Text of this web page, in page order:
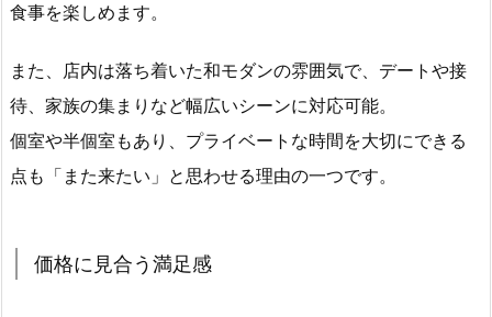
食事を楽しめます。
また、店内は落ち着いた和モダンの雰囲気で、デートや接
待、家族の集まりなど幅広いシーンに対応可能。
個室や半個室もあり、プライベートな時間を大切にできる
点も「また来たい」と思わせる理由の一つです。
価格に見合う満足感